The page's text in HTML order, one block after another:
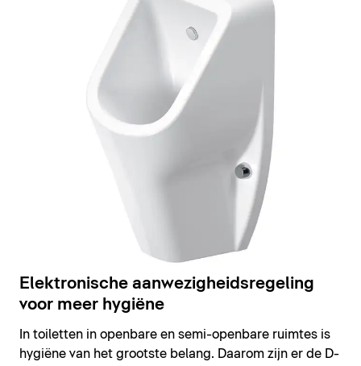
Elektronische aanwezigheidsregeling
voor meer hygiëne
In toiletten in openbare en semi-openbare ruimtes is
hygiëne van het grootste belang. Daarom zijn er de D-